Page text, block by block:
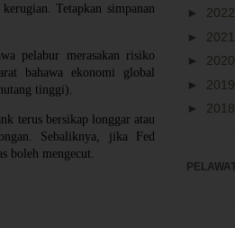
Tetapkan simpanan
pelabur merasakan risiko
bahawa ekonomi global
tinggi).
terus bersikap longgar atau
Sebaliknya, jika Fed
boleh mengecut.
►
►
►
►
►